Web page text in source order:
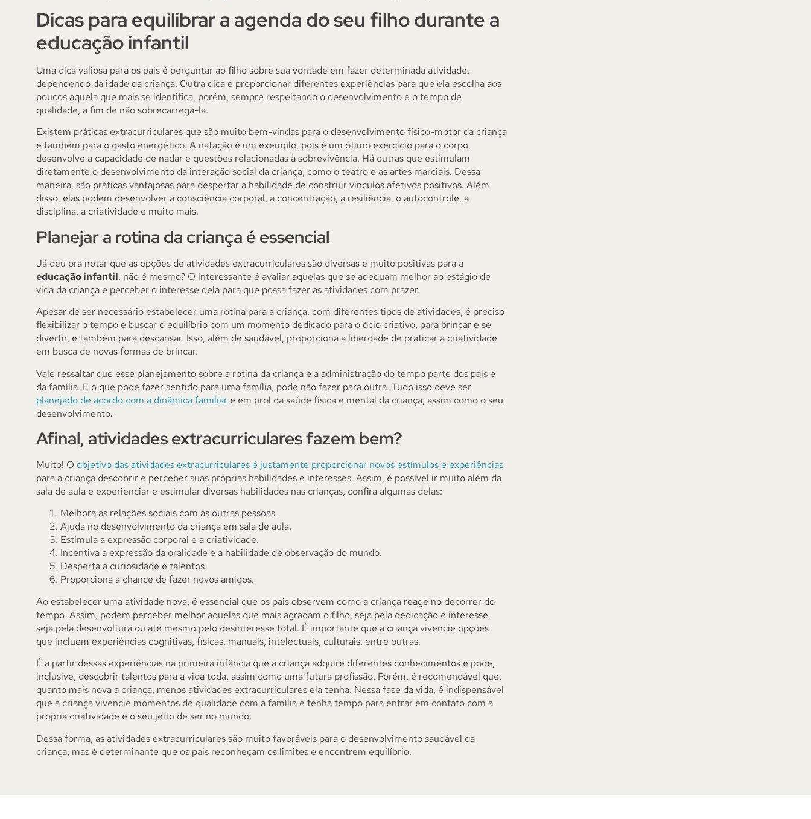
Dicas para equilibrar a agenda do seu filho durante a
educação infantil
Uma dica valiosa para os pais é perguntar ao filho sobre sua vontade em fazer determinada atividade,
dependendo da idade da criança. Outra dica é proporcionar diferentes experiências para que ela escolha aos
poucos aquela que mais se identifica, porém, sempre respeitando o desenvolvimento e o tempo de
qualidade, a fim de não sobrecarregá-la.
Existem práticas extracurriculares que são muito bem-vindas para o desenvolvimento físico-motor da criança
e também para o gasto energético. A natação é um exemplo, pois é um ótimo exercício para o corpo,
desenvolve a capacidade de nadar e questões relacionadas à sobrevivência. Há outras que estimulam
diretamente o desenvolvimento da interação social da criança, como o teatro e as artes marciais. Dessa
maneira, são práticas vantajosas para despertar a habilidade de construir vínculos afetivos positivos. Além
disso, elas podem desenvolver a consciência corporal, a concentração, a resiliência, o autocontrole, a
disciplina, a criatividade e muito mais.
Planejar a rotina da criança é essencial
Já deu pra notar que as opções de atividades extracurriculares são diversas e muito positivas para a
educação infantil, não é mesmo? O interessante é avaliar aquelas que se adequam melhor ao estágio de
vida da criança e perceber o interesse dela para que possa fazer as atividades com prazer.
Apesar de ser necessário estabelecer uma rotina para a criança, com diferentes tipos de atividades, é preciso
flexibilizar o tempo e buscar o equilíbrio com um momento dedicado para o ócio criativo, para brincar e se
divertir, e também para descansar. Isso, além de saudável, proporciona a liberdade de praticar a criatividade
em busca de novas formas de brincar.
Vale ressaltar que esse planejamento sobre a rotina da criança e a administração do tempo parte dos pais e
da família. E o que pode fazer sentido para uma família, pode não fazer para outra. Tudo isso deve ser
planejado de acordo com a dinâmica familiar e em prol da saúde física e mental da criança, assim como o seu
desenvolvimento.
Afinal, atividades extracurriculares fazem bem?
Muito! O objetivo das atividades extracurriculares é justamente proporcionar novos estímulos e experiências
para a criança descobrir e perceber suas próprias habilidades e interesses. Assim, é possível ir muito além da
sala de aula e experienciar e estimular diversas habilidades nas crianças, confira algumas delas:
Melhora as relações sociais com as outras pessoas.
Ajuda no desenvolvimento da criança em sala de aula.
Estimula a expressão corporal e a criatividade.
Incentiva a expressão da oralidade e a habilidade de observação do mundo.
Desperta a curiosidade e talentos.
Proporciona a chance de fazer novos amigos.
Ao estabelecer uma atividade nova, é essencial que os pais observem como a criança reage no decorrer do
tempo. Assim, podem perceber melhor aquelas que mais agradam o filho, seja pela dedicação e interesse,
seja pela desenvoltura ou até mesmo pelo desinteresse total. É importante que a criança vivencie opções
que incluem experiências cognitivas, físicas, manuais, intelectuais, culturais, entre outras.
É a partir dessas experiências na primeira infância que a criança adquire diferentes conhecimentos e pode,
inclusive, descobrir talentos para a vida toda, assim como uma futura profissão. Porém, é recomendável que,
quanto mais nova a criança, menos atividades extracurriculares ela tenha. Nessa fase da vida, é indispensável
que a criança vivencie momentos de qualidade com a família e tenha tempo para entrar em contato com a
própria criatividade e o seu jeito de ser no mundo.
Dessa forma, as atividades extracurriculares são muito favoráveis para o desenvolvimento saudável da
criança, mas é determinante que os pais reconheçam os limites e encontrem equilíbrio.